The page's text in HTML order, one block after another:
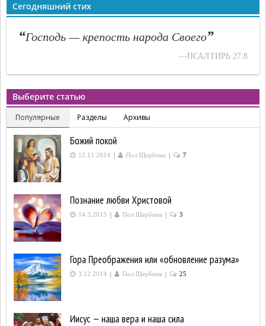
Сегодняшний стих
“Господь — крепость народа Своего”
—ПСАЛТИРЬ 27:8
Выберите статью
Популярные Разделы Архивы
Божий покой
12.11.2014 | Пол Щербина | 7
Познание любви Христовой
14.3.2015 | Пол Щербина | 3
Гора Преображения или «обновление разума»
3.12.2014 | Пол Щербина | 25
Иисус — наша вера и наша сила